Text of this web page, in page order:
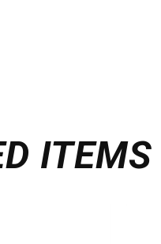
ITEMS